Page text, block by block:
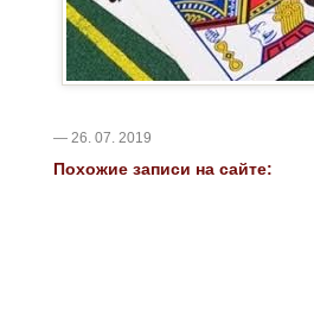
— 26. 07. 2019
Похожие записи на сайте: